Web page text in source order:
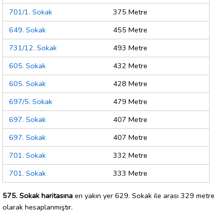
701/1. Sokak
375 Metre
649. Sokak
455 Metre
731/12. Sokak
493 Metre
605. Sokak
432 Metre
605. Sokak
428 Metre
697/5. Sokak
479 Metre
697. Sokak
407 Metre
697. Sokak
407 Metre
701. Sokak
332 Metre
701. Sokak
333 Metre
575. Sokak haritasına en yakın yer 629. Sokak ile arası 329 metre
olarak hesaplanmıştır.